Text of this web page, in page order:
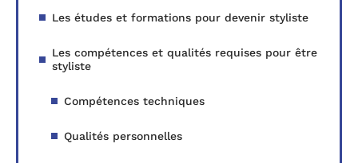
Les études et formations pour devenir styliste
Les compétences et qualités requises pour être
styliste
Compétences techniques
Qualités personnelles